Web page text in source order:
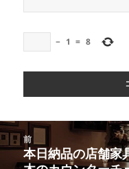
− 1 = 8
投
稿
前
前
本日納品の店舗